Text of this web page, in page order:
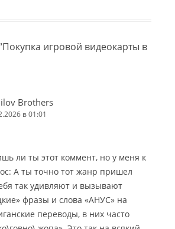
Покупка игровой видеокарты в
Brothers
в 01:01
ли ты этот коммент, но у меня к
А ты точно тот жанр пришел
так удивляют и вызывают
фразы и слова «АНУС» на
переводы, в них часто